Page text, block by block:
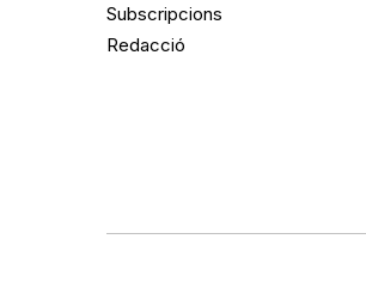
Subscripcions
Redacció